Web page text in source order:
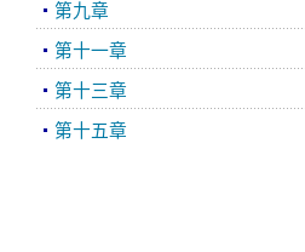
第九章
第十一章
第十三章
第十五章